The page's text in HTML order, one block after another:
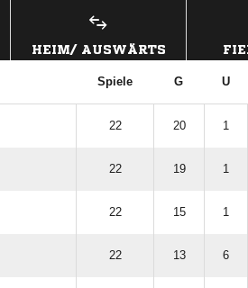
HEIM/ AUSWÄRTS
Spiele G U
22 20 1
22 19 1
22 15 1
22 13 6